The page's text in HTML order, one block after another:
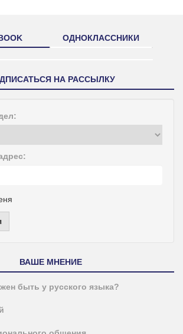
ОДНОКЛАССНИКИ
НА РАССЫЛКУ
ВАШЕ МНЕНИЕ
быть у русского языка?